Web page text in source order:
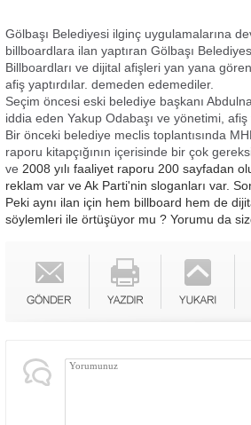
Gölbaşı Belediyesi ilginç uygulamalarına
billboardlara ilan yaptıran Gölbaşı
Billboardları ve dijital afişleri yan yana
afiş yaptırdılar. demeden edemediler.
Seçim öncesi eski belediye başkanı
iddia eden Yakup Odabaşı ve yönetimi,
Bir önceki belediye meclis toplantısında
raporu kitapçığının içerisinde bir çok
ve  2008 yılı faaliyet raporu 200 sayfadan
reklam var ve Ak Parti'nin sloganları var.
Peki aynı ilan için hem billboard hem de
söylemleri ile örtüşüyor mu ? Yorumu da